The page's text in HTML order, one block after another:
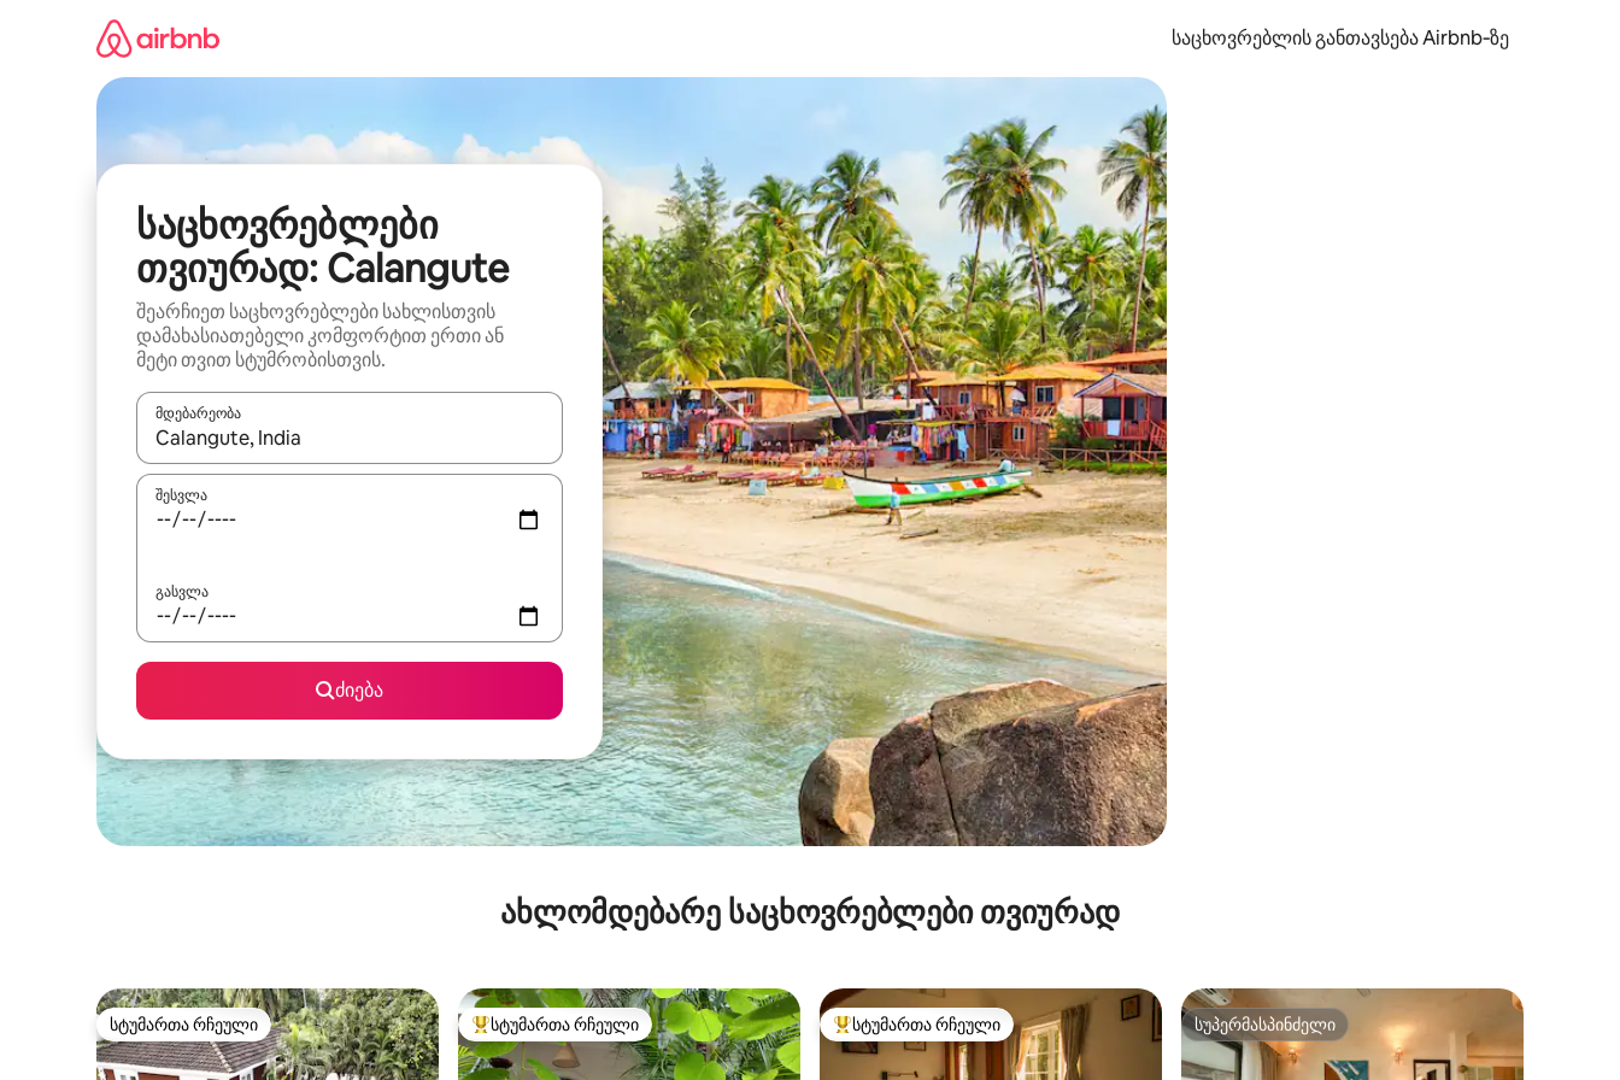
საცხოვრებლის განთავსება Airbnb‑ზე
საცხოვრებლები
თვიურად: Calangute
შეარჩიეთ საცხოვრებლები სახლისთვის
დამახასიათებელი კომფორტით ერთი ან
მეტი თვით სტუმრობისთვის.
მდებარეობა
როცა შედეგები ხელმისაწვდომი გახდება, ნავიგაციისთვის გამოიყენეთ კლავიშები ზემოთ/ქვემოთ მიმართული ისრებით ან შეხებისა თუ თითის გასმის ჟესტები.
შესვლა
გასვლა
ძიება
ახლომდებარე საცხოვრებლები თვიურად
სტუმართა რჩეული
სტუმართა რჩეული სტუმართა რჩეული მოწინავე ვარიანტი
სტუმართა რჩეული სტუმართა რჩეული მოწინავე ვარიანტი
სტუმართა რჩეული სუპერმასპინძელი
სუპერმასპინძელი